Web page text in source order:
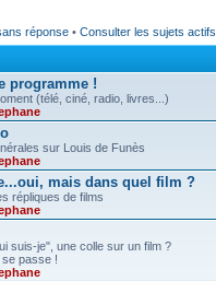
réponse • Consulter les sujets actifs
programme !
(télé, ciné, radio, livres...)
sur Louis de Funès
mais dans quel film ?
répliques de films
suis-je", une colle sur un film ?
passe !